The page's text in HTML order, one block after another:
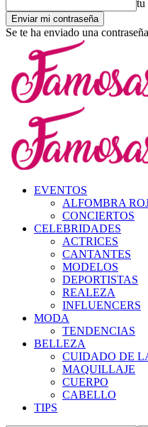
tu
Se te ha enviado una
EVENTOS
ALFOMBRA
CONCIERTOS
CELEBRIDADES
ACTRICES
CANTANTES
MODELOS
DEPORTISTAS
REALEZA
INFLUENCERS
MODA
TENDENCIAS
BELLEZA
CUIDADO DE
MAQUILLAJE
CUERPO
CABELLO
TIPS